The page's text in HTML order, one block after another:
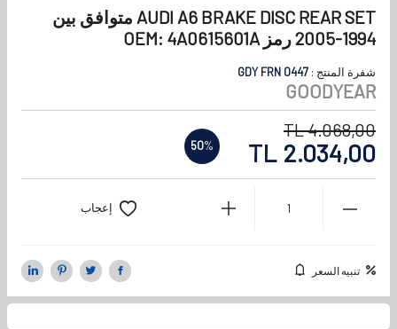
AUDI A6 BRAKE DISC REAR SET متوافق بين
1994-2005 رمز OEM: 4A0615601A
شفرة المنتج : GDY FRN 0447
GOODYEAR
4.068,00
TL
2.034,00
%
50
إعجاب
تنبيه السعر